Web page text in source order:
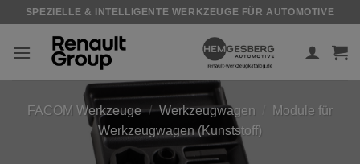
springen
SPEZIELLE & INTELLIGENTE WERKZEUGE FÜR AUTOMOTIVE
FACOM Werkzeuge / Werkzeugwagen
Module für
Werkzeugwagen (Kunststoff)